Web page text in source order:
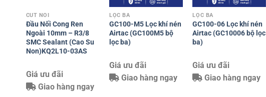
CÚT NỐI
Đầu Nối Cong Ren
Ngoài 10mm – R3/8
SMC Sealant (Cao Su
Non)KQ2L10-03AS
Giá ưu đãi
Giao hàng ngay
LỌC BA
GC100-M5 Lọc khí nén
Airtac (GC100M5 bộ
lọc ba)
Giá ưu đãi
Giao hàng ngay
LỌC BA
GC100-06 Lọc khí nén
Airtac (GC10006 bộ lọc
ba)
Giá ưu đãi
Giao hàng ngay